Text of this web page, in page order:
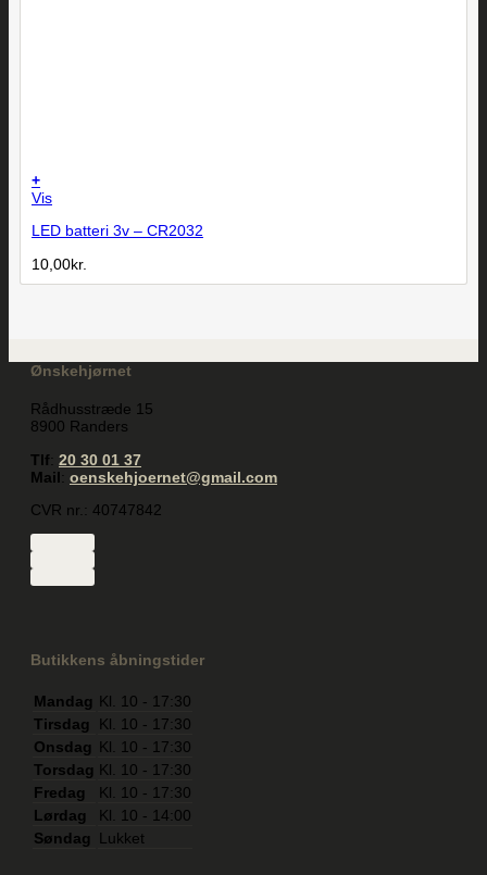
+
Vis
LED batteri 3v – CR2032
10,00kr.
Ønskehjørnet
Rådhusstræde 15
8900 Randers
Tlf: 20 30 01 37
Mail: oenskehjoernet@gmail.com
CVR nr.: 40747842
Butikkens åbningstider
Mandag Kl. 10 - 17:30
Tirsdag
Kl. 10 - 17:30
Onsdag Kl. 10 - 17:30
Torsdag Kl. 10 - 17:30
Fredag
Kl. 10 - 17:30
Lørdag
Kl. 10 - 14:00
Søndag
Lukket